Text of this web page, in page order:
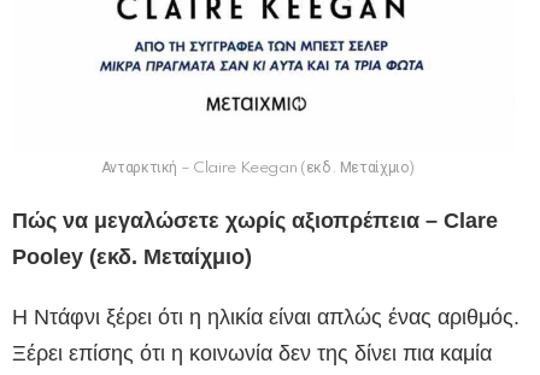
Ανταρκτική – Claire Keegan (εκδ. Μεταίχμιο)
Πώς να μεγαλώσετε χωρίς αξιοπρέπεια – Clare
Pooley (εκδ. Μεταίχμιο)
H Ντάφνι ξέρει ότι η ηλικία είναι απλώς ένας αριθμός.
Ξέρει επίσης ότι η κοινωνία δεν της δίνει πια καμία